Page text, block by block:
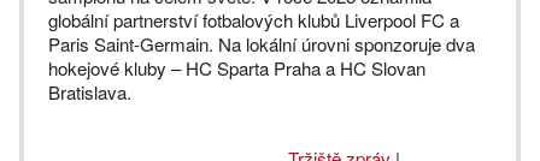
globální partnerství fotbalových klubů Liverpool FC a
Paris Saint-Germain. Na lokální úrovni sponzoruje dva
hokejové kluby – HC Sparta Praha a HC Slovan
Bratislava.